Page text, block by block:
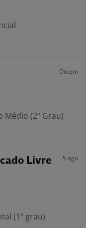
Ontem
Médio (2º Grau)
Livre
5 ago
(1º grau)